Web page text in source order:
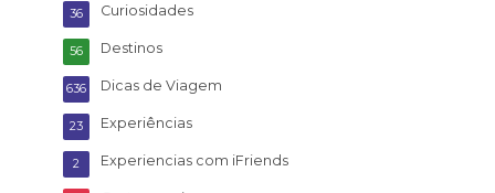
Curiosidades
36
Destinos
56
Dicas de Viagem
636
Experiências
23
Experiencias com iFriends
2